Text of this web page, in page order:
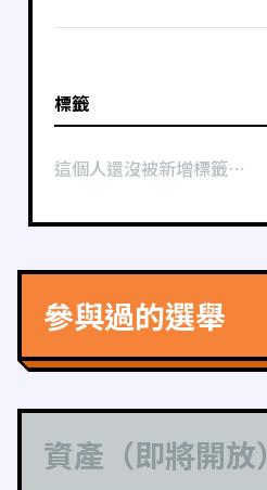
標籤
這個人還沒被新增標籤⋯
參與過的選舉
資產（即將開放）